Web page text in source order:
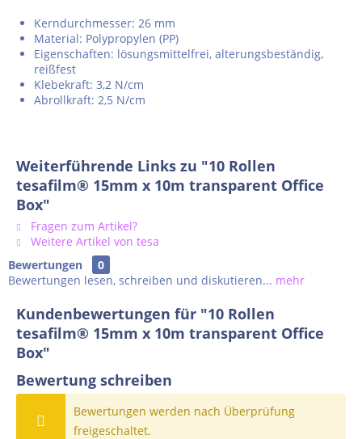
Kerndurchmesser: 26 mm
Material: Polypropylen (PP)
Eigenschaften: lösungsmittelfrei, alterungsbeständig,
reißfest
Klebekraft: 3,2 N/cm
Abrollkraft: 2,5 N/cm
Weiterführende Links zu "10 Rollen
tesafilm® 15mm x 10m transparent Office
Box"
Fragen zum Artikel?
Weitere Artikel von tesa
Bewertungen
0
Bewertungen lesen, schreiben und diskutieren... mehr
Kundenbewertungen für "10 Rollen
tesafilm® 15mm x 10m transparent Office
Box"
Bewertung schreiben
Bewertungen werden nach Überprüfung
freigeschaltet.